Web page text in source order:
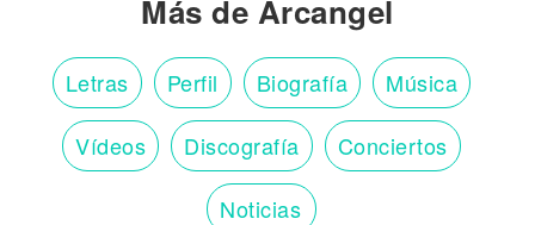
Más de Arcangel
Letras Perfil Biografía Música
Vídeos Discografía Conciertos
Noticias